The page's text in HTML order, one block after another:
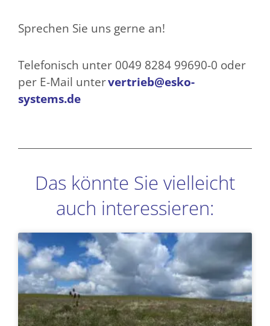
Sprechen Sie uns gerne an!
Telefonisch unter 0049 8284 99690-0 oder
per E-Mail untervertrieb@esko-
systems.de
Das könnte Sie vielleicht
auch interessieren:
SeiteSeiteSeite Seite